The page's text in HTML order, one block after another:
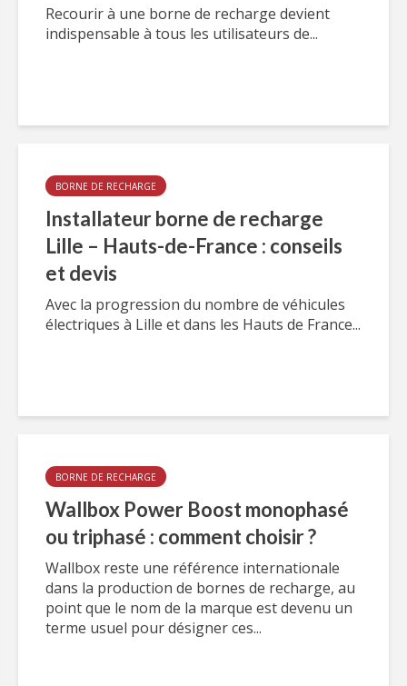
Recourir à une borne de recharge devient
indispensable à tous les utilisateurs de...
BORNE DE RECHARGE
Installateur borne de recharge
Lille – Hauts-de-France : conseils
et devis
Avec la progression du nombre de véhicules
électriques à Lille et dans les Hauts de France...
BORNE DE RECHARGE
Wallbox Power Boost monophasé
ou triphasé : comment choisir ?
Wallbox reste une référence internationale
dans la production de bornes de recharge, au
point que le nom de la marque est devenu un
terme usuel pour désigner ces...